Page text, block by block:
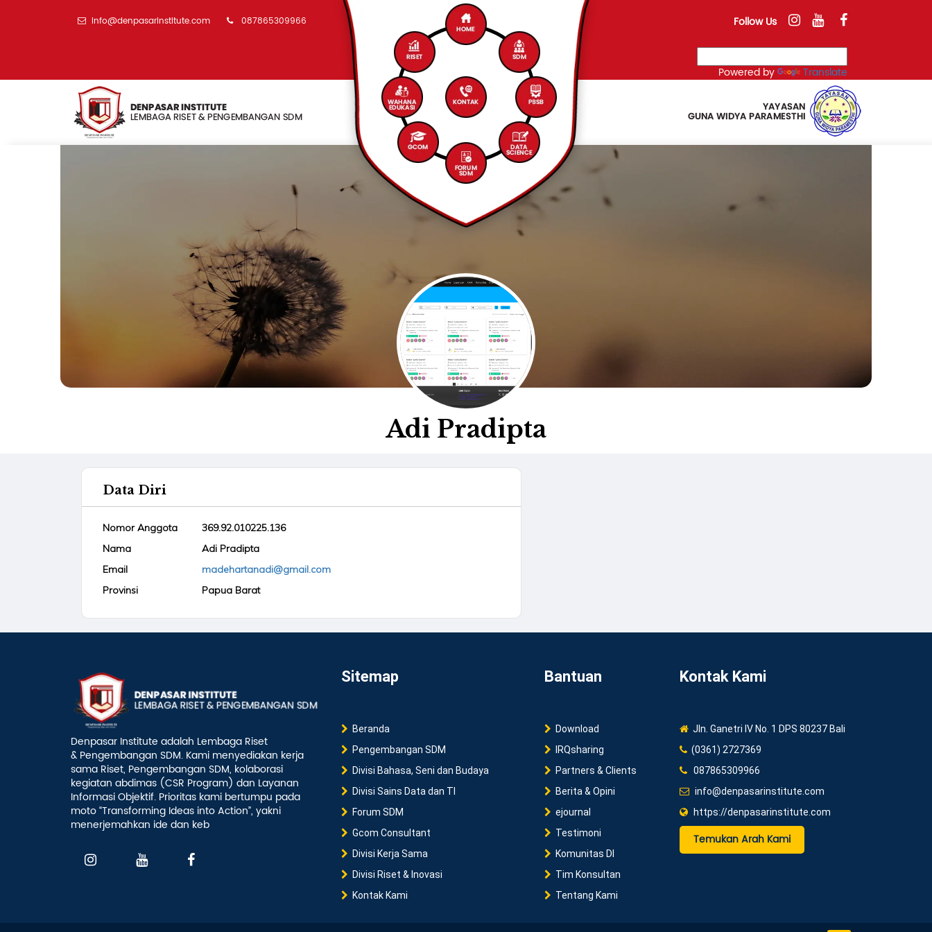
info@denpasarinstitute.com 087865309966 Follow Us
Powered by Translate
Adi Pradipta
Data Diri
Nomor Anggota
369.92.010225.136
Nama
Adi Pradipta
Email
madehartanadi@gmail.com
Provinsi
Papua Barat
Denpasar Institute adalah Lembaga Riset
& Pengembangan SDM. Kami menyediakan kerja
sama Riset, Pengembangan SDM, kolaborasi
kegiatan abdimas (CSR Program) dan Layanan
Informasi Objektif. Prioritas kami bertumpu pada
moto “Transforming Ideas into Action”, yakni
menerjemahkan ide dan keb
Sitemap
Beranda
Pengembangan SDM
Divisi Bahasa, Seni dan Budaya
Divisi Sains Data dan TI
Forum SDM
Gcom Consultant
Divisi Kerja Sama
Divisi Riset & Inovasi
Kontak Kami
Bantuan
Download
IRQsharing
Partners & Clients
Berita & Opini
ejournal
Testimoni
Komunitas DI
Tim Konsultan
Tentang Kami
Kontak Kami
Jln. Ganetri IV No. 1 DPS 80237 Bali
(0361) 2727369
087865309966
info@denpasarinstitute.com
https://denpasarinstitute.com
Temukan Arah Kami